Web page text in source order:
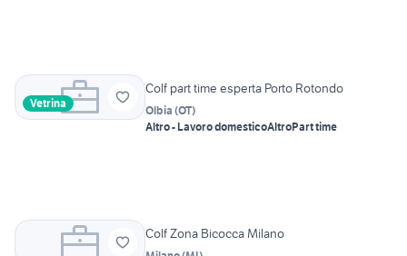
Vetrina
Colf part time esperta Porto Rotondo
Olbia (OT)
Altro - Lavoro domesticoAltroPart time
Colf Zona Bicocca Milano